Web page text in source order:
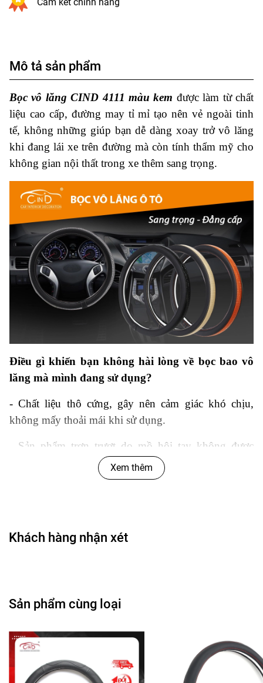
Mô tả sản phẩm
Bọc vô lăng CIND 4111 màu kem được làm từ chất
liệu cao cấp, đường may tỉ mỉ tạo nên vẻ ngoài tinh
tế, không những giúp bạn dễ dàng xoay trở vô lăng
khi đang lái xe trên đường mà còn tính thẩm mỹ cho
không gian nội thất trong xe thêm sang trọng.
Điều gì khiến bạn không hài lòng về bọc bao vô
lăng mà mình đang sử dụng?
- Chất liệu thô cứng, gây nên cảm giác khó chịu,
không mấy thoải mái khi sử dụng.
- Sản phẩm trơn trượt do mồ hôi tay không được
thấm hút trên chặng đường lái xe dài.
Bạn vẫn chấp nhận sử dụng một sản phẩm như
trên, hay bạn đang muốn?
gặp tình trạng bong bóc, hư hỏng đường may, thời
gian sử dụng cao hơn.
- Có một sản phẩm chau chuốt hơn về vẻ ngoài, ít
Xem thêm
Khách hàng nhận xét
Sản phẩm cùng loại